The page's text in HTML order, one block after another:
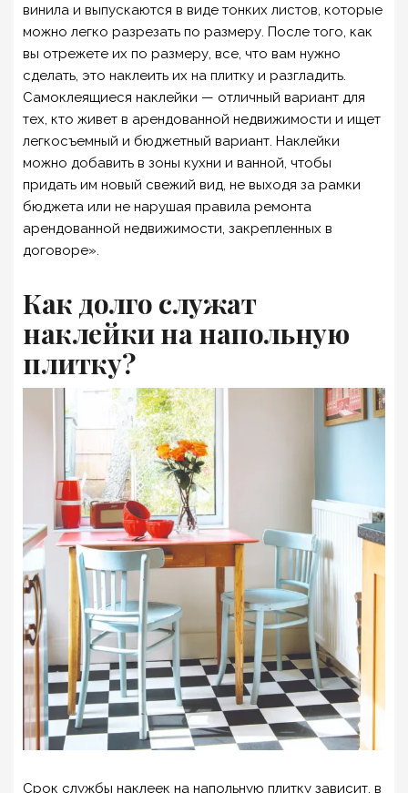
винила и выпускаются в виде тонких листов, которые
можно легко разрезать по размеру. После того, как
вы отрежете их по размеру, все, что вам нужно
сделать, это наклеить их на плитку и разгладить.
Самоклеящиеся наклейки — отличный вариант для
тех, кто живет в арендованной недвижимости и ищет
легкосъемный и бюджетный вариант. Наклейки
можно добавить в зоны кухни и ванной, чтобы
придать им новый свежий вид, не выходя за рамки
бюджета или не нарушая правила ремонта
арендованной недвижимости, закрепленных в
договоре».
Как долго служат
наклейки на напольную
плитку?
Срок службы наклеек на напольную плитку зависит, в